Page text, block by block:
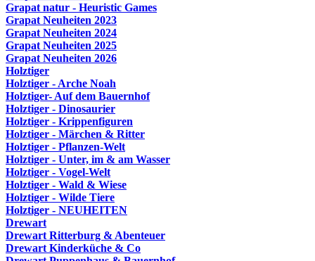
Grapat natur - Heuristic Games
Grapat Neuheiten 2023
Grapat Neuheiten 2024
Grapat Neuheiten 2025
Grapat Neuheiten 2026
Holztiger
Holztiger - Arche Noah
Holztiger- Auf dem Bauernhof
Holztiger - Dinosaurier
Holztiger - Krippenfiguren
Holztiger - Märchen & Ritter
Holztiger - Pflanzen-Welt
Holztiger - Unter, im & am Wasser
Holztiger - Vogel-Welt
Holztiger - Wald & Wiese
Holztiger - Wilde Tiere
Holztiger - NEUHEITEN
Drewart
Drewart Ritterburg & Abenteuer
Drewart Kinderküche & Co